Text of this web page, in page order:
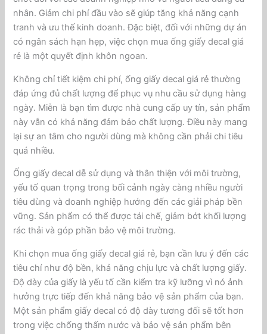
nhân. Giảm chi phí đầu vào sẽ giúp tăng khả năng cạnh
tranh và ưu thế kinh doanh. Đặc biệt, đối với những dự án
có ngân sách hạn hẹp, việc chọn mua ống giấy decal giá
rẻ là một quyết định khôn ngoan.
Không chỉ tiết kiệm chi phí, ống giấy decal giá rẻ thường
đáp ứng đủ chất lượng để phục vụ nhu cầu sử dụng hàng
ngày. Miễn là bạn tìm được nhà cung cấp uy tín, sản phẩm
này vẫn có khả năng đảm bảo chất lượng. Điều này mang
lại sự an tâm cho người dùng mà không cần phải chi tiêu
quá nhiều.
Ống giấy decal dễ sử dụng và thân thiện với môi trường,
yếu tố quan trọng trong bối cảnh ngày càng nhiều người
tiêu dùng và doanh nghiệp hướng đến các giải pháp bền
vững. Sản phẩm có thể được tái chế, giảm bớt khối lượng
rác thải và góp phần bảo vệ môi trường.
Khi chọn mua ống giấy decal giá rẻ, bạn cần lưu ý đến các
tiêu chí như độ bền, khả năng chịu lực và chất lượng giấy.
Độ dày của giấy là yếu tố cần kiểm tra kỹ lưỡng vì nó ảnh
hưởng trực tiếp đến khả năng bảo vệ sản phẩm của bạn.
Một sản phẩm giấy decal có độ dày tương đối sẽ tốt hơn
trong việc chống thấm nước và bảo vệ sản phẩm bên